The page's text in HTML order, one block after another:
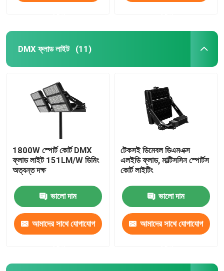
DMX ফ্লাড লাইট (11)
1800W স্পোর্ট কোর্ট DMX
ফ্লাড লাইট 151LM/W ডিমিং
অত্যন্ত দক্ষ
ভালো দাম
আমাদের সাথে যোগাযোগ
টেকসই ডিমেবল ডিএমএক্স
এলইডি ফ্লাড, মাল্টিসসিন স্পোর্টস
কোর্ট লাইটিং
ভালো দাম
আমাদের সাথে যোগাযোগ